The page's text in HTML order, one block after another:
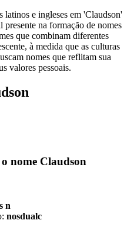
latinos e ingleses em 'Claudson'
na formação de nomes
que combinam diferentes
à medida que as culturas
nomes que reflitam sua
valores pessoais.
o nome Claudson
n
nosdualc